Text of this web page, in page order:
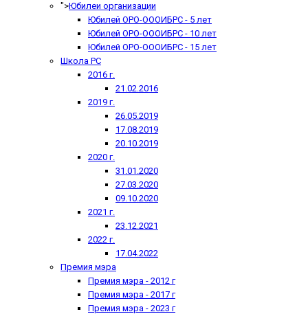
">Юбилеи организации
Юбилей ОРО-ОООИБРС - 5 лет
Юбилей ОРО-ОООИБРС - 10 лет
Юбилей ОРО-ОООИБРС - 15 лет
Школа РС
2016 г.
21.02.2016
2019 г.
26.05.2019
17.08.2019
20.10.2019
2020 г.
31.01.2020
27.03.2020
09.10.2020
2021 г.
23.12.2021
2022 г.
17.04.2022
Премия мэра
Премия мэра - 2012 г
Премия мэра - 2017 г
Премия мэра - 2023 г